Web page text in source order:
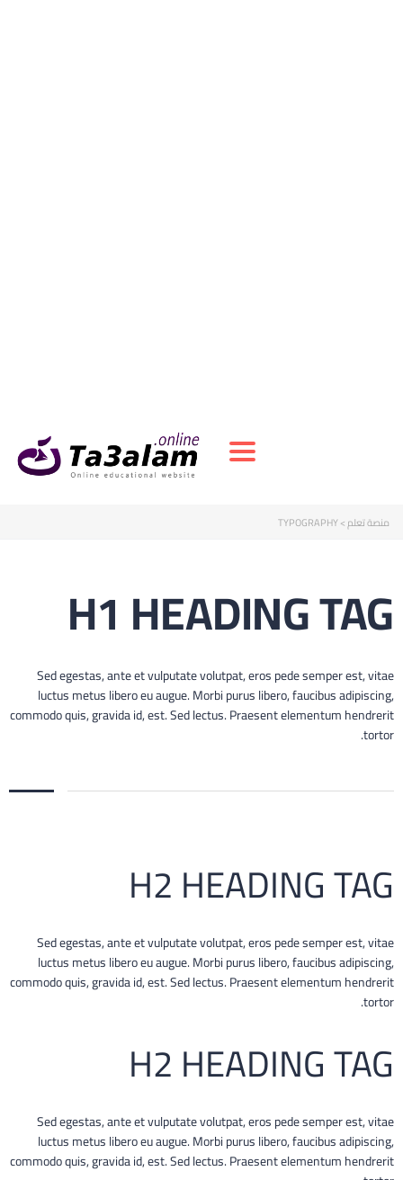
Toggle navigation
منصة تعلم>
TYPOGRAPHY
H1 HEADING TAG
Sed egestas, ante et vulputate volutpat, eros pede semper est, vitae
luctus metus libero eu augue. Morbi purus libero, faucibus adipiscing,
commodo quis, gravida id, est. Sed lectus. Praesent elementum hendrerit
tortor.
H2 HEADING TAG
Sed egestas, ante et vulputate volutpat, eros pede semper est, vitae
luctus metus libero eu augue. Morbi purus libero, faucibus adipiscing,
commodo quis, gravida id, est. Sed lectus. Praesent elementum hendrerit
tortor.
H2 HEADING TAG
Sed egestas, ante et vulputate volutpat, eros pede semper est, vitae
luctus metus libero eu augue. Morbi purus libero, faucibus adipiscing,
commodo quis, gravida id, est. Sed lectus. Praesent elementum hendrerit